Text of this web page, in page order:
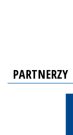
PARTNERZY